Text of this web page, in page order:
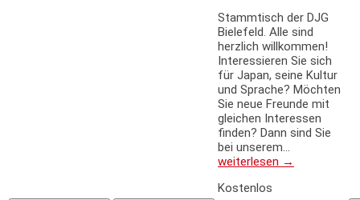
Stammtisch der DJG
Bielefeld. Alle sind
herzlich willkommen!
Interessieren Sie sich
für Japan, seine Kultur
und Sprache? Möchten
Sie neue Freunde mit
gleichen Interessen
finden? Dann sind Sie
bei unserem…
weiterlesen →
Kostenlos